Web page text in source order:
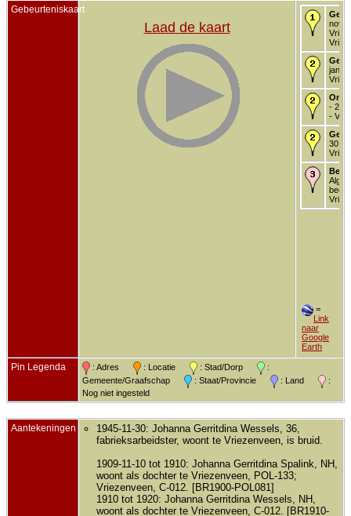
Gebeurteniskaart
Laad de kaart
nov
jan
- 27
-
30
Alg.
=
Link
naar
Google
Earth
Pin Legenda : Adres : Locatie : Stad/Dorp
:
Gemeente/Graafschap
: Staat/Provincie : Land
:
Nog niet ingesteld
Aantekeningen
1945-11-30: Johanna Gerritdina Wessels, 36,
fabrieksarbeidster, woont te Vriezenveen, is bruid.
1909-11-10 tot 1910: Johanna Gerritdina Spalink, NH,
woont als dochter te Vriezenveen, POL-133;
Vriezenveen, C-012. [BR1900-POL081]
1910 tot 1920: Johanna Gerritdina Wessels, NH,
woont als dochter te Vriezenveen, C-012. [BR1910-